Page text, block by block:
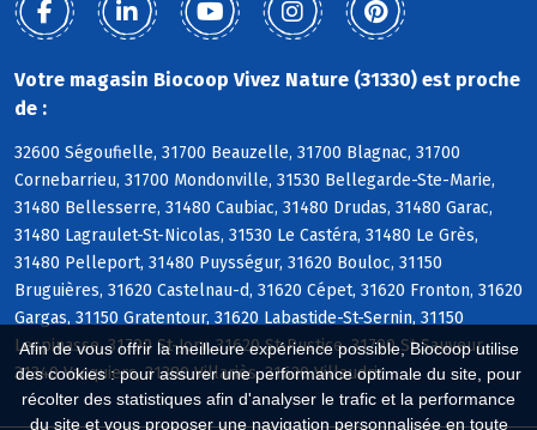
Afin de vous offrir la meilleure expérience possible, Biocoop utilise
des cookies : pour assurer une performance optimale du site, pour
récolter des statistiques afin d'analyser le trafic et la performance
du site et vous proposer une navigation personnalisée en toute
Votre magasin Biocoop Vivez Nature (31330) est proche
de :
32600 Ségoufielle, 31700 Beauzelle, 31700 Blagnac, 31700
Cornebarrieu, 31700 Mondonville, 31530 Bellegarde-Ste-Marie,
31480 Bellesserre, 31480 Caubiac, 31480 Drudas, 31480 Garac,
31480 Lagraulet-St-Nicolas, 31530 Le Castéra, 31480 Le Grès,
31480 Pelleport, 31480 Puysségur, 31620 Bouloc, 31150
Bruguières, 31620 Castelnau-d, 31620 Cépet, 31620 Fronton, 31620
Gargas, 31150 Gratentour, 31620 Labastide-St-Sernin, 31150
Lespinasse, 31790 St-Jory, 31620 St-Rustice, 31790 St-Sauveur,
31340 Vacquiers, 31380 Villariès, 31620 Villaudric